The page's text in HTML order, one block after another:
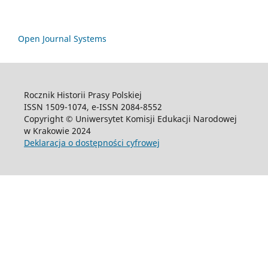
Open Journal Systems
Rocznik Historii Prasy Polskiej
ISSN 1509-1074, e-ISSN 2084-8552
Copyright © Uniwersytet Komisji Edukacji Narodowej
w Krakowie 2024
Deklaracja o dostępności cyfrowej